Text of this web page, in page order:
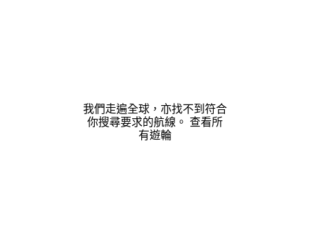
我們走遍全球，亦找不到符合
你搜尋要求的航線。 查看所
有遊輪